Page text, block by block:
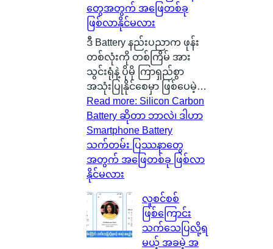
တွေအတွက် အဖြေတစ်ခု
ဖြစ်လာနိုင်မလား
ဒီ Battery နည်းပညာက ဖုန်း
တစ်လုံးကို တစ်ကြိမ် အား
သွင်းရုံနဲ့ ပိုမို ကြာရှည်စွာ
အသုံးပြုနိုင်စေမှာ ဖြစ်ပေမဲ့…
Read more: Silicon Carbon
Battery ဆိုတာ ဘာလဲ၊ ဒါဟာ
Smartphone Battery
သက်တမ်း ပြဿနာတွေ
အတွက် အဖြေတစ်ခု ဖြစ်လာ
နိုင်မလား
လူစင်စစ်
ဖြစ်ကြောင်း
သက်သေပြလို့ရ
မယ့် အခမဲ့ အ